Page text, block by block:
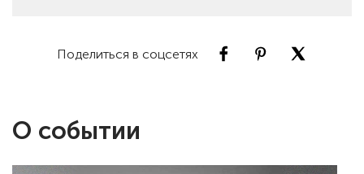
Поделиться в соцсетях
О событии